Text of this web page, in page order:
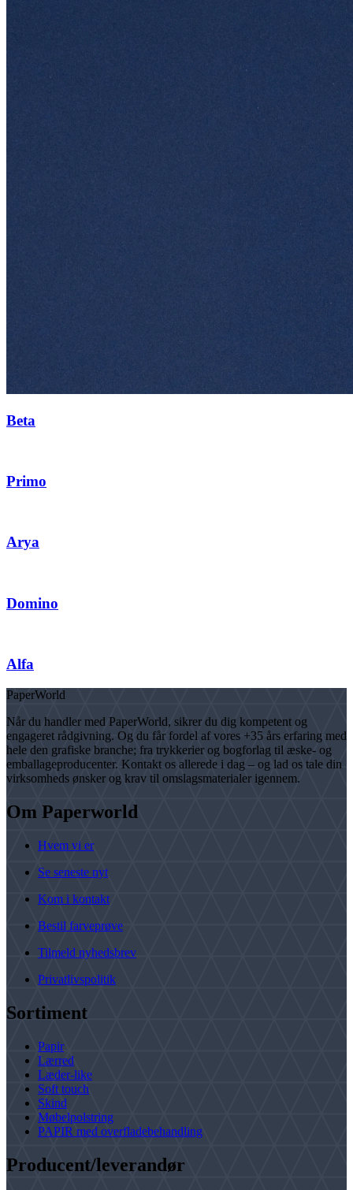
Beta
Primo
Arya
Domino
Alfa
PaperWorld
Når du handler med PaperWorld, sikrer du dig kompetent og
engageret rådgivning. Og du får fordel af vores +35 års erfaring med
hele den grafiske branche; fra trykkerier og bogforlag til æske- og
emballageproducenter. Kontakt os allerede i dag – og lad os tale din
virksomheds ønsker og krav til omslagsmaterialer igennem.
Om Paperworld
Hvem vi er
Se seneste nyt
Kom i kontakt
Bestil farveprøve
Tilmeld nyhedsbrev
Privatlivspolitik
Sortiment
Papir
Lærred
Læder-like
Soft touch
Skind
Møbelpolstring
PAPIR med overfladebehandling
Producent/leverandør